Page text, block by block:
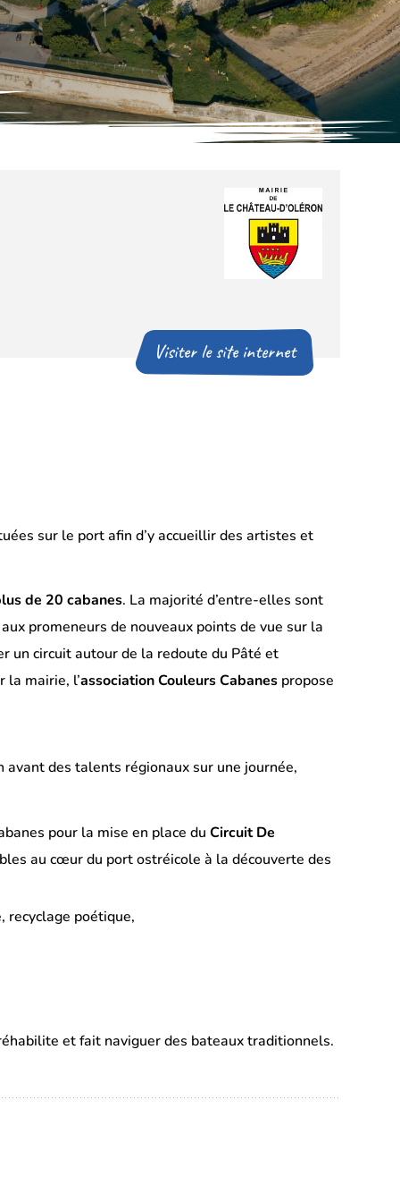
Visiter le site internet
sur le port afin d’y accueillir des artistes et
de 20 cabanes. La majorité d’entre-elles sont
promeneurs de nouveaux points de vue sur la
un circuit autour de la redoute du Pâté et
la mairie, l’associationCouleurs Cabanes propose
avant des talents régionaux sur une journée,
pour la mise en place duCircuit De
au cœur du port ostréicole à la découverte des
recyclage poétique,
et fait naviguer des bateaux traditionnels.